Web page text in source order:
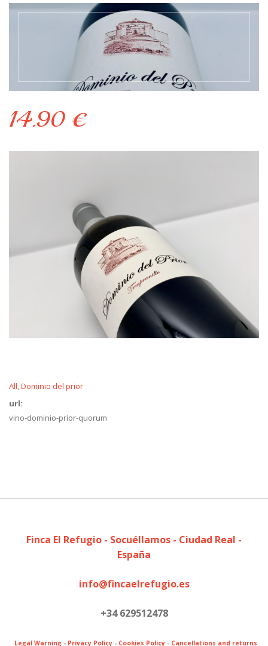
14.90 €
All Dominio del prior
url:
vino-dominio-prior-quorum
Finca El Refugio - Socuéllamos - Ciudad Real -
España
info@fincaelrefugio.es
+34 629512478
Legal Warning - Privacy Policy - Cookies Policy - Cancellations and returns